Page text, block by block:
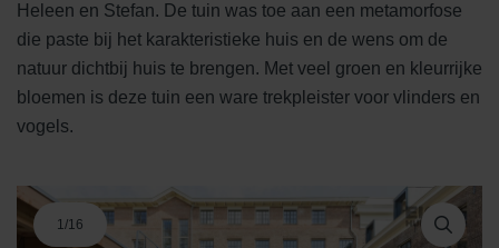
Heleen en Stefan. De tuin was toe aan een metamorfose
die paste bij het karakteristieke huis en de wens om de
natuur dichtbij huis te brengen. Met veel groen en kleurrijke
bloemen is deze tuin een ware trekpleister voor vlinders en
vogels.
1/16